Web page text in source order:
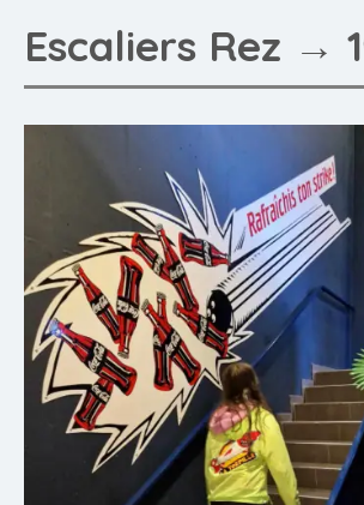
Escaliers Rez →